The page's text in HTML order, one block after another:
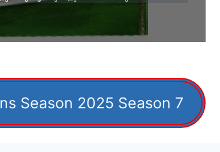
Season 2025 Season 7